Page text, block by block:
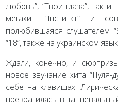
любовь”, “Твои глаза”, так и
мегахит “Інстинкт” и
полюбившаяся слушателем
“18”, также на украинском
Ждали, конечно, и
новое звучание хита “Пуля-
себе на клавишах.
превратилась в